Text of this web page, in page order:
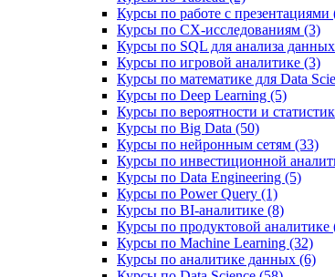
Курсы по работе с презентациями
Курсы по CX-исследованиям (3)
Курсы по SQL для анализа
Курсы по игровой аналитике (3)
Курсы по математике для Data
Курсы по Deep Learning (5)
Курсы по вероятности и
Курсы по Big Data (50)
Курсы по нейронным сетям (33)
Курсы по инвестиционной
Курсы по Data Engineering (5)
Курсы по Power Query (1)
Курсы по BI‑аналитике (8)
Курсы по продуктовой аналитике
Курсы по Machine Learning (32)
Курсы по аналитике данных (6)